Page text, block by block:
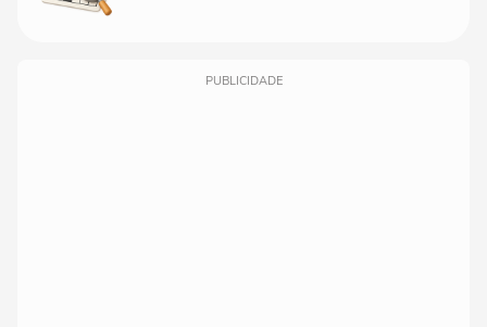
PUBLICIDADE